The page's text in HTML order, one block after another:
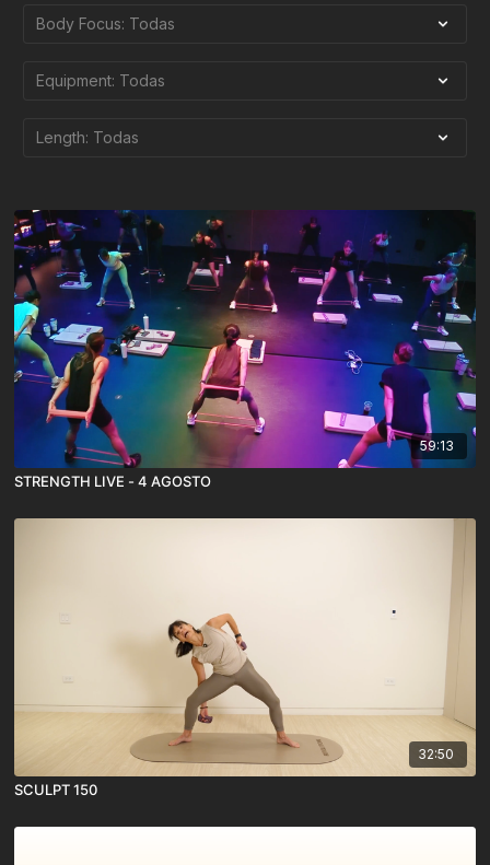
59:13
STRENGTH LIVE - 4 AGOSTO
32:50
SCULPT 150